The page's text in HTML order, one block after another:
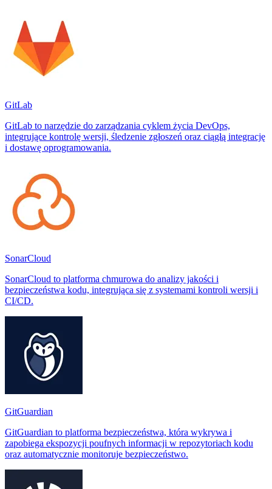
GitLab
GitLab to narzędzie do zarządzania cyklem życia DevOps,
integrujące kontrolę wersji, śledzenie zgłoszeń oraz ciągłą integrację
i dostawę oprogramowania.
SonarCloud
SonarCloud to platforma chmurowa do analizy jakości i
bezpieczeństwa kodu, integrująca się z systemami kontroli wersji i
CI/CD.
GitGuardian
GitGuardian to platforma bezpieczeństwa, która wykrywa i
zapobiega ekspozycji poufnych informacji w repozytoriach kodu
oraz automatycznie monitoruje bezpieczeństwo.